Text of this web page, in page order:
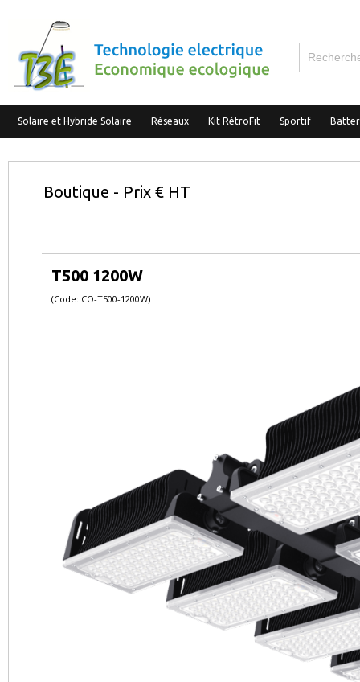
Solaire et Hybride Solaire Réseaux Kit RétroFit Sportif
Boutique - Prix € HT
T500 1200W
(Code: CO-T500-1200W)